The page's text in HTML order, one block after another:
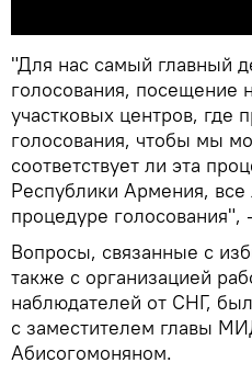
"Для нас самый главный
голосования, посещение
участковых центров, где
голосования, чтобы мы
соответствует ли эта
Республики Армения,
процедуре голосования",
Вопросы, связанные с
также с организацией
наблюдателей от СНГ,
с заместителем главы
Абисогомоняном.